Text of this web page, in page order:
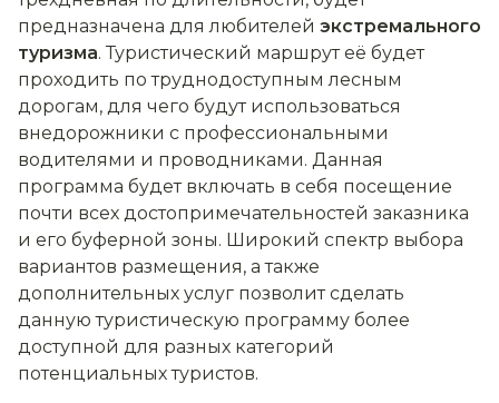
предназначена для любителей экстремального
туризма. Туристический маршрут её будет
проходить по труднодоступным лесным
дорогам, для чего будут использоваться
внедорожники с профессиональными
водителями и проводниками. Данная
программа будет включать в себя посещение
почти всех достопримечательностей заказника
и его буферной зоны. Широкий спектр выбора
вариантов размещения, а также
дополнительных услуг позволит сделать
данную туристическую программу более
доступной для разных категорий
потенциальных туристов.